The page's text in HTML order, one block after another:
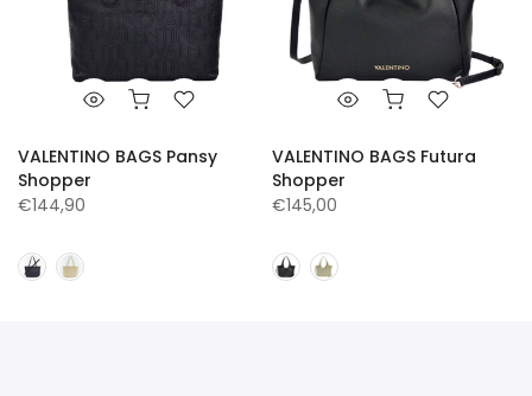
VALENTINO BAGS Pansy
Shopper
€144,90
VALENTINO BAGS Futura
Shopper
€145,00